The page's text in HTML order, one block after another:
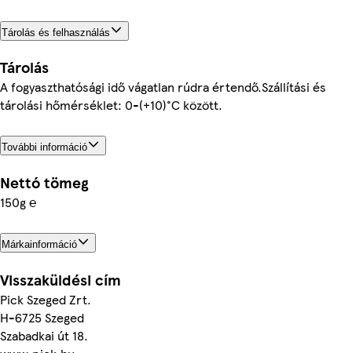
Tárolás és felhasználás
Tárolás
A fogyaszthatósági idő vágatlan rúdra értendő.Szállítási és
tárolási hőmérséklet: 0-(+10)°C között.
További információ
Nettó tömeg
150g ℮
Márkainformáció
Visszaküldési cím
Pick Szeged Zrt.
H-6725 Szeged
Szabadkai út 18.